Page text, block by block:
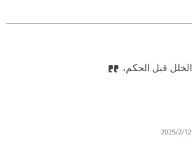
قبل الحكم،
12‏/2‏/2025